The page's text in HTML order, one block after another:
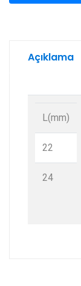
Açıklama
L(mm)
22
24